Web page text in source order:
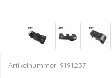
Artikelnummer: 9191237